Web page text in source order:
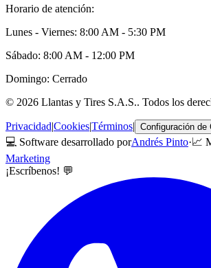
Horario de atención:
Lunes - Viernes: 8:00 AM - 5:30 PM
Sábado: 8:00 AM - 12:00 PM
Domingo: Cerrado
© 2026 Llantas y Tires S.A.S.. Todos los
Privacidad|Cookies|Términos| Configuración de
💻 Software desarrollado porAndrés Pinto·📈
Marketing
¡Escríbenos! 💬